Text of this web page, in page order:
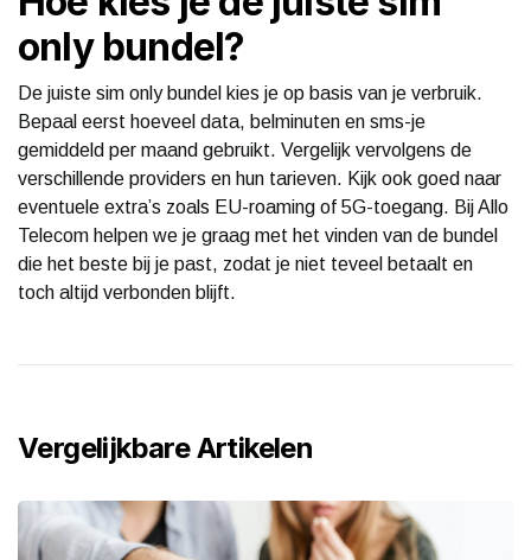
only bundel?
De juiste sim only bundel kies je op basis van je verbruik.
Bepaal eerst hoeveel data, belminuten en sms-je
gemiddeld per maand gebruikt. Vergelijk vervolgens de
verschillende providers en hun tarieven. Kijk ook goed naar
eventuele extra’s zoals EU-roaming of 5G-toegang. Bij Allo
Telecom helpen we je graag met het vinden van de bundel
die het beste bij je past, zodat je niet teveel betaalt en
toch altijd verbonden blijft.
Vergelijkbare Artikelen